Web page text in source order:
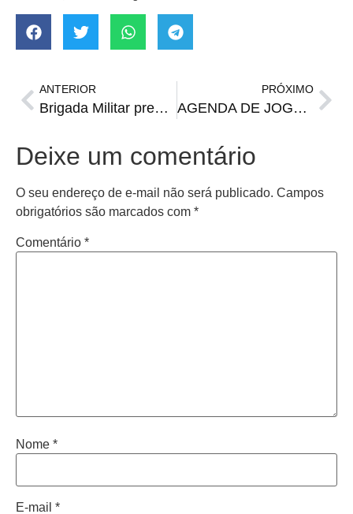
ANTERIOR
Brigada Militar prende homem e apreende adolescente com quase 420 g de maconha em Santiago
PRÓXIMO
AGENDA DE JOGOS | Primeira semana de jogos da Champions League
Deixe um comentário
O seu endereço de e-mail não será publicado. Campos
obrigatórios são marcados com *
Comentário *
Nome *
E-mail *